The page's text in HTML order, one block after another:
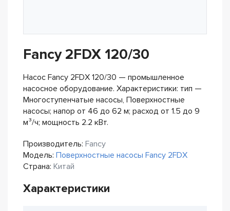
Fancy 2FDX 120/30
Насос Fancy 2FDX 120/30 — промышленное
насосное оборудование. Характеристики: тип —
Многоступенчатые насосы, Поверхностные
насосы; напор от 46 до 62 м; расход от 1.5 до 9
м³/ч; мощность 2.2 кВт.
Производитель: Fancy
Модель: Поверхностные насосы Fancy 2FDX
Страна: Китай
Характеристики